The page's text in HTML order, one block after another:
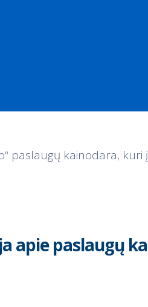
paslaugų kainodara, kuri
apie paslaugų